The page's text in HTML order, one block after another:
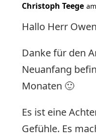
Christoph Teege
Hallo Herr
Danke für den
Neuanfang
Monaten 🙂
Es ist eine
Gefühle. Es